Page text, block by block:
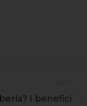
I benefici